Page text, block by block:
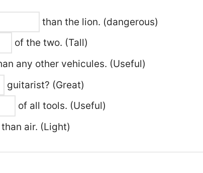
than the lion. (dangerous)
of the two. (Tall)
any other vehicules. (Useful)
guitarist? (Great)
of all tools. (Useful)
than air. (Light)